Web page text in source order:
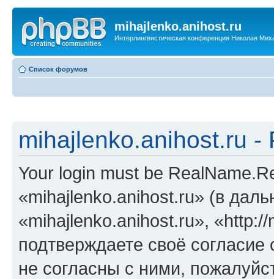
mihajlenko.anihost.ru
Интерлингвистическая конференция Николая
Список форумов
mihajlenko.anihost.ru -
Your login must be
«mihajlenko.anihost.ru» (в
«mihajlenko.anihost.ru»,
подтверждаете своё
не согласны с ними,